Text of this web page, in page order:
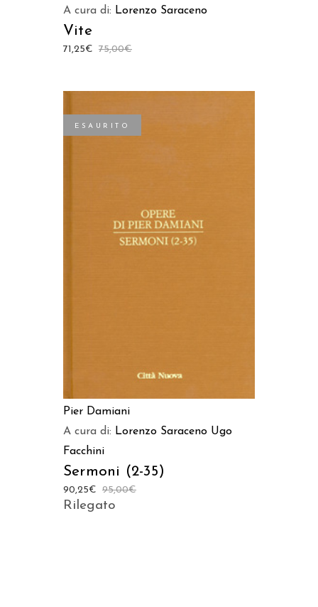
A cura di: Lorenzo Saraceno
Vite
75,00€
71,25€
ESAURITO
LEGGI TUTTO
Pier Damiani
A cura di: Lorenzo Saraceno Ugo
Facchini
Sermoni (2-35)
95,00€
90,25€
Rilegato